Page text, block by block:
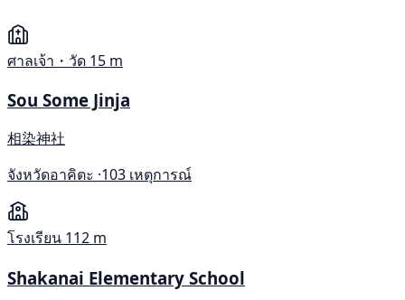
ศาลเจ้า・วัด 15 m
Sou Some Jinja
相染神社
จังหวัดอาคิตะ ·103 เหตุการณ์
โรงเรียน 112 m
Shakanai Elementary School